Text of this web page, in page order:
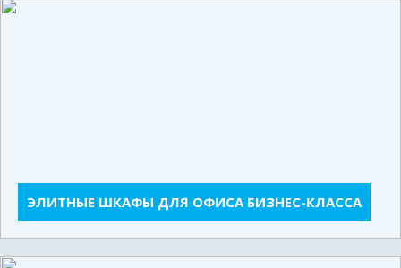
ЭЛИТНЫЕ ШКАФЫ ДЛЯ ОФИСА БИЗНЕС-КЛАССА